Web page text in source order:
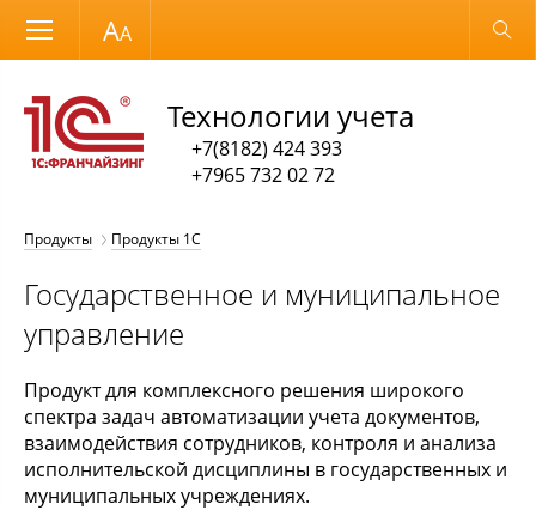
Размер шрифта Обычная версия
Технологии учета
+7(8182) 424 393
+7965 732 02 72
Продукты Продукты 1С
Государственное и муниципальное
управление
Продукт для комплексного решения широкого
спектра задач автоматизации учета документов,
взаимодействия сотрудников, контроля и анализа
исполнительской дисциплины в государственных и
муниципальных учреждениях.